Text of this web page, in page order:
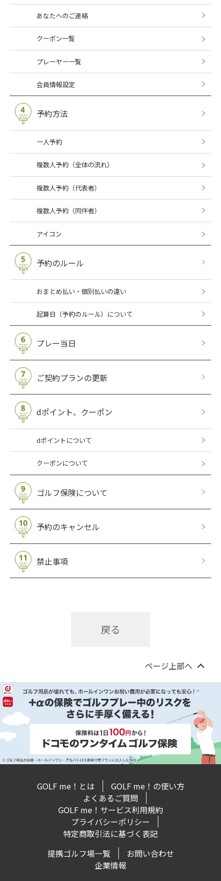
あなたへのご連絡
クーポン一覧
プレーヤー一覧
会員情報設定
予約方法
一人予約
複数人予約（全体の流れ）
複数人予約（代表者）
複数人予約（同伴者）
アイコン
予約のルール
おまとめ払い・個別払いの違い
起算日（予約のルール）について
プレー当日
ご契約プランの更新
dポイント、クーポン
dポイントについて
クーポンについて
ゴルフ保険について
予約のキャンセル
禁止事項
戻る
ページ上部へ
GOLF me！とは
GOLF me！の使い方
よくあるご質問
GOLF me！サービス利用規約
プライバシーポリシー
特定商取引法に基づく表記
提携ゴルフ場一覧
お問い合わせ
企業情報